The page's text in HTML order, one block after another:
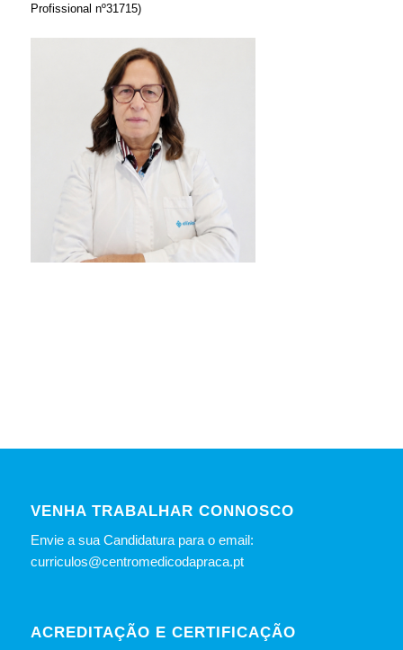
Profissional nº31715)
VENHA TRABALHAR CONNOSCO
Envie a sua Candidatura para o email:
curriculos@centromedicodapraca.pt
ACREDITAÇÃO E CERTIFICAÇÃO